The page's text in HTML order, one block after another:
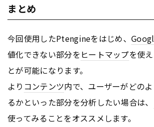
まとめ
今回使用したPtengineをはじめ、
値化できない部分を ヒートマップを使
とが可能になります。
より コンテンツ内で、ユーザーがどの
るかといった部分を分析したい場合は、
使ってみることをオススメします。